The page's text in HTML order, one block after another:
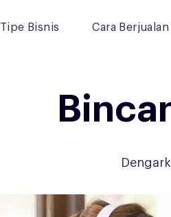
Tipe Bisnis Cara Berjualan